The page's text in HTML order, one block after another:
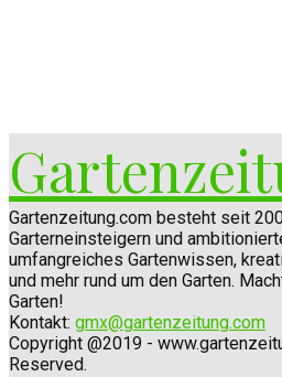
Gartenzeitung.com besteht seit
Garterneinsteigern und
umfangreiches Gartenwissen,
und mehr rund um den Garten.
Garten!
Kontakt: gmx@gartenzeitung.com
Copyright @2019 -
Reserved.